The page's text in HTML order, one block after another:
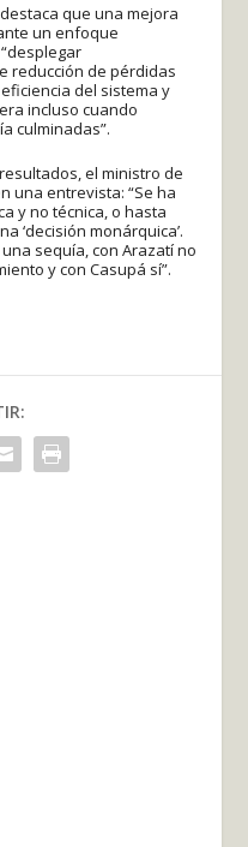
que una mejora
un enfoque
reducción de pérdidas
del sistema y
incluso cuando
culminadas”.
el ministro de
una entrevista: “Se ha
y no técnica, o hasta
‘decisión monárquica’.
sequía, con Arazatí no
y con Casupá sí”.